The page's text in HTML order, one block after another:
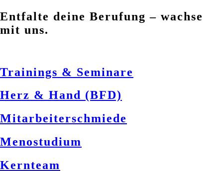
Entfalte deine Berufung – wachse
mit uns.
Trainings & Seminare
Herz & Hand (BFD)
Mitarbeiterschmiede
Menostudium
Kernteam